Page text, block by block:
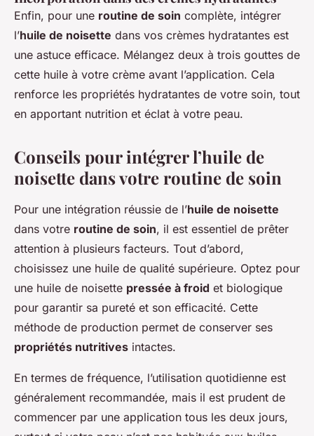
Enfin, pour une routine de soin complète, intégrer
l’huile de noisette dans vos crèmes hydratantes est
une astuce efficace. Mélangez deux à trois gouttes de
cette huile à votre crème avant l’application. Cela
renforce les propriétés hydratantes de votre soin, tout
en apportant nutrition et éclat à votre peau.
Conseils pour intégrer l’huile de
noisette dans votre routine de soin
Pour une intégration réussie de l’huile de noisette
dans votre routine de soin, il est essentiel de prêter
attention à plusieurs facteurs. Tout d’abord,
choisissez une huile de qualité supérieure. Optez pour
une huile de noisette pressée à froid et biologique
pour garantir sa pureté et son efficacité. Cette
méthode de production permet de conserver ses
propriétés nutritives intactes.
En termes de fréquence, l’utilisation quotidienne est
généralement recommandée, mais il est prudent de
commencer par une application tous les deux jours,